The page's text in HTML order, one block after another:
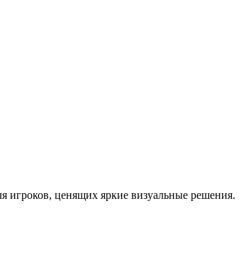
игроков, ценящих яркие визуальные решения.